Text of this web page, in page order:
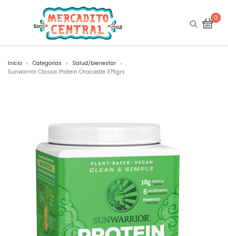
0
Inicio > Categorías > Salud/bienestar >
Sunwarrior Classic Protein Chocolate 375grs